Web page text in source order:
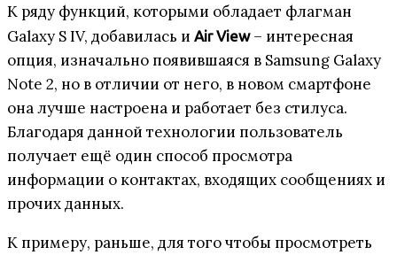
К ряду функций, которыми обладает флагман
Galaxy S IV, добавилась и Air View– интересная
опция, изначально появившаяся в Samsung Galaxy
Note 2, но в отличии от него, в новом смартфоне
она лучше настроена и работает без стилуса.
Благодаря данной технологии пользователь
получает ещё один способ просмотра
информации о контактах, входящих сообщениях и
прочих данных.
К примеру, раньше, для того чтобы просмотреть